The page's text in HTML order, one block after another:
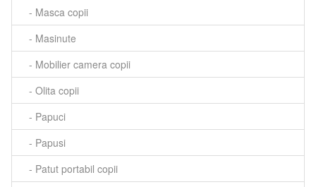
- Masca copii
- Masinute
- Mobilier camera copii
- Olita copii
- Papuci
- Papusi
- Patut portabil copii